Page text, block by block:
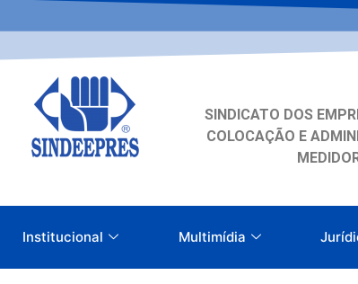
SINDICATO DOS
COLOCAÇÃO E
Institucional Multimídia